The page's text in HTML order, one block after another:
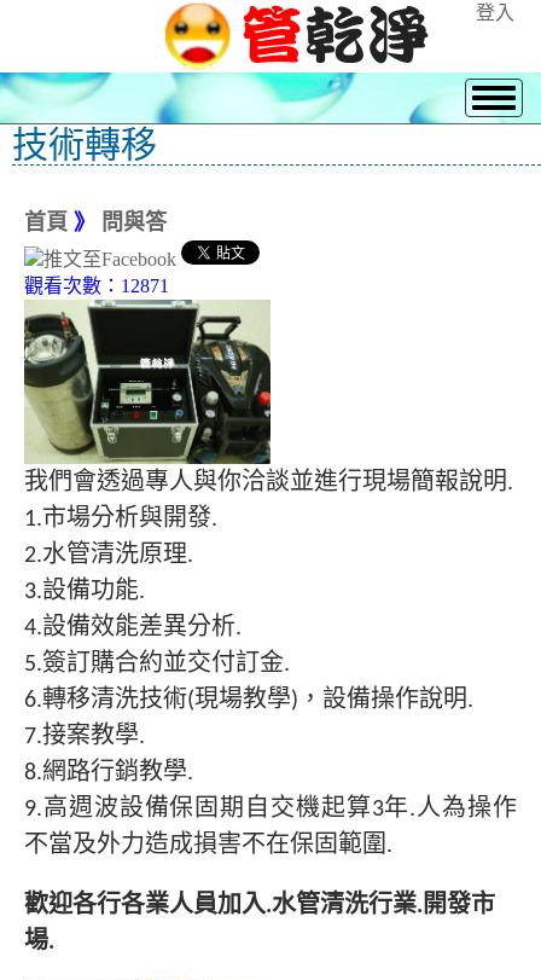
登入
技術轉移
首頁 》 問與答
觀看次數：12871
我們會透過專人與你洽談並進行現場簡報說明.
1.市場分析與開發.
2.水管清洗原理.
3.設備功能.
4.設備效能差異分析.
5.簽訂購合約並交付訂金.
6.轉移清洗技術(現場教學)，設備操作說明.
7.接案教學.
8.網路行銷教學.
9.高週波設備保固期自交機起算3年.人為操作
不當及外力造成損害不在保固範圍.
歡迎各行各業人員加入.水管清洗行業.開發市
場.